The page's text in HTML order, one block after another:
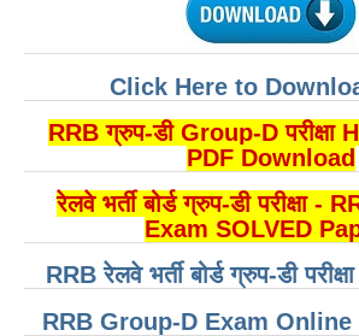
Click Here to
RRB ग्रुप-डी Group-D परीक्षा
PDF Download
रेलवे भर्ती बोर्ड ग्रुप-डी परीक्षा -
Exam SOLVED
RRB रेलवे भर्ती बोर्ड ग्रुप-डी
RRB Group-D Exam